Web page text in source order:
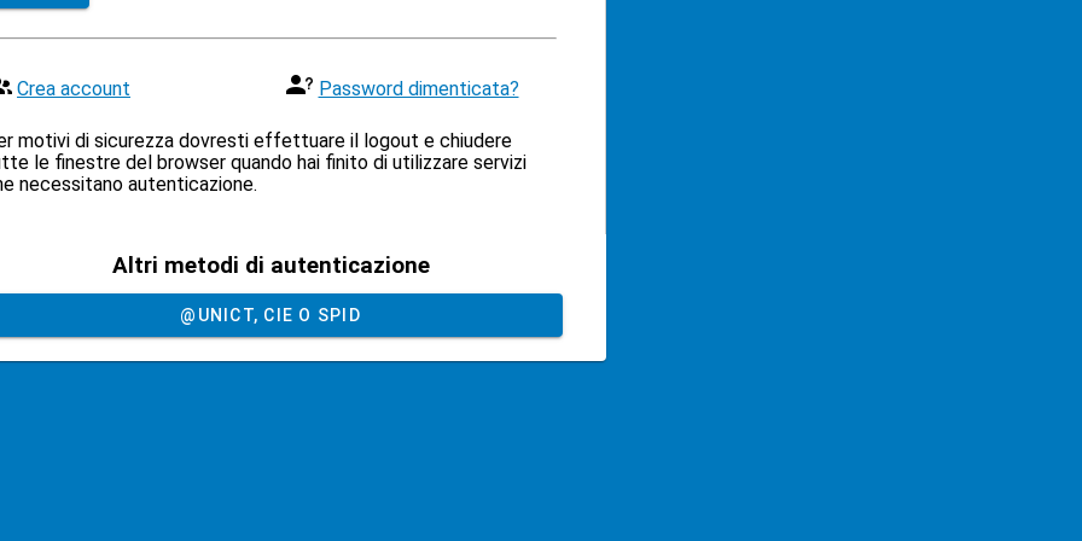
Crea account Password dimenticata?
motivi di sicurezza dovresti effettuare il logout e chiudere
le finestre del browser quando hai finito di utilizzare servizi
necessitano autenticazione.
Altri metodi di autenticazione
@UNICT, CIE O SPID